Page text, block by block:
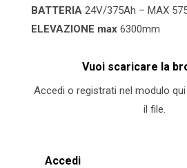
BATTERIA24V/375Ah – MAX
ELEVAZIONE max6300mm
Vuoi scaricare la
Accedi o registrati nel modulo
il file.
Accedi